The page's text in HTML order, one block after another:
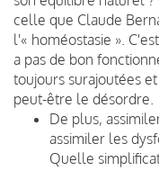
celle que Claude
l'« homéostasie ».
a pas de bon
toujours surajoutées
peut-être le désordre.
De plus,
assimiler les
Quelle